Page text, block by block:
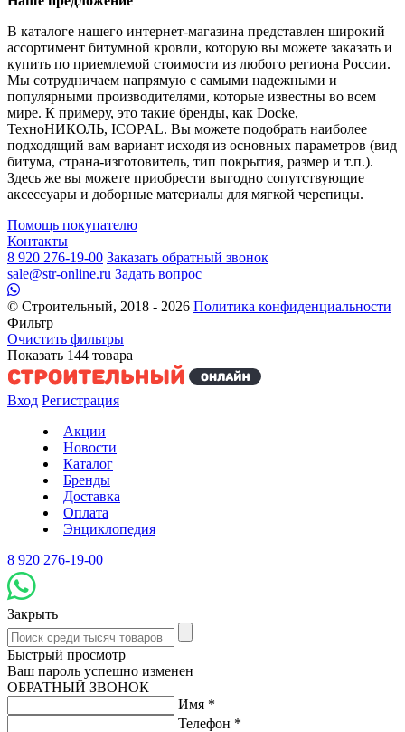
В каталоге нашего интернет-магазина представлен широкий
ассортимент битумной кровли, которую вы можете заказать и
купить по приемлемой стоимости из любого региона России.
Мы сотрудничаем напрямую с самыми надежными и
популярными производителями, которые известны во всем
мире. К примеру, это такие бренды, как Docke,
ТехноНИКОЛЬ, ICOPAL. Вы можете подобрать наиболее
подходящий вам вариант исходя из основных параметров (вид
битума, страна-изготовитель, тип покрытия, размер и т.п.).
Здесь же вы можете приобрести выгодно сопутствующие
аксессуары и доборные материалы для мягкой черепицы.
Помощь покупателю
Контакты
8 920 276-19-00 Заказать обратный звонок
sale@str-online.ru Задать вопрос
© Строительный, 2018 - 2026 Политика конфиденциальности
Фильтр
Очистить фильтры
Показать 144 товара
Вход Регистрация
Акции
Новости
Каталог
Бренды
Доставка
Оплата
Энциклопедия
8 920 276-19-00
Закрыть
Быстрый просмотр
Ваш пароль успешно изменен
ОБРАТНЫЙ ЗВОНОК
Имя *
Телефон *